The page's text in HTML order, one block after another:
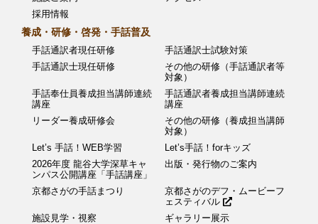
採用情報
養成・研修・啓発・手話普及
手話通訳者現任研修
手話通訳士試験対策
手話通訳士現任研修
その他の研修（手話通訳者等
対象）
手話奉仕員養成担当講師連続
講座
手話通訳者養成担当講師連続
講座
リーダー養成研修会
その他の研修（養成担当講師
対象）
Let’s 手話！WEB学習
Let’s手話！forキッズ
2026年度 龍谷大学深草キャ
ンパス公開講座「手話講座」
出版・発行物のご案内
京都さがの手話まつり
京都さがのデフ・ムービーフ
ェスティバル
施設見学・視察
ギャラリー展示